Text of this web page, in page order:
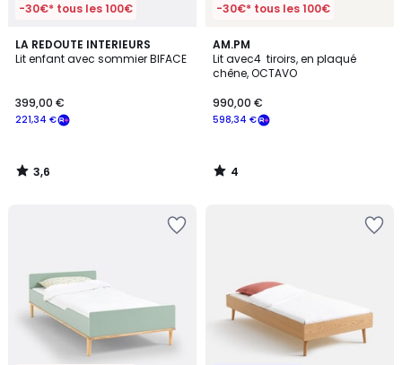
-30€* tous les 100€
LA REDOUTE INTERIEURS
Lit enfant avec sommier BIFACE
221,34 €
399,00 €
3,6
/ 5
3,6
/
-30€* tous les 100€
AM.PM
Lit avec4 tiroirs, en plaqué
chêne, OCTAVO
598,34 €
990,00 €
4
/
5
4
/